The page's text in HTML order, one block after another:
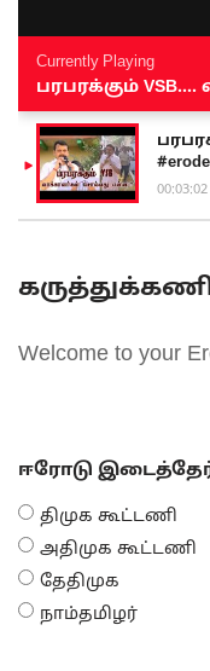
Currently Playing
பரபரக்கும்
00:03:02
Welcome to your
ஈரோடு
திமுக கூட்டணி
அதிமுக கூட்டணி
தேதிமுக
நாம்தமிழர்